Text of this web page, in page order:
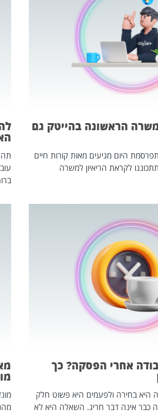
הראשונה בהייטק גם
היום מגיעים מאות קורות חיים
לקראת הריאיון למשרה
אחרי הפסקה? כך
היא בחירה ולפעמים היא פשוט חלק
כבר אינה דבר חריג. השאלה היא לא